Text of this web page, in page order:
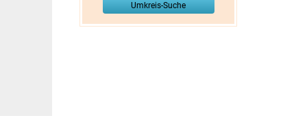
Umkreis-Suche